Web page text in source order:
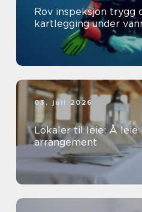
Rov inspeksjon trygg og effektiv
kartlegging under
03. juli 2026
Lokaler til leie: Å
arrangement